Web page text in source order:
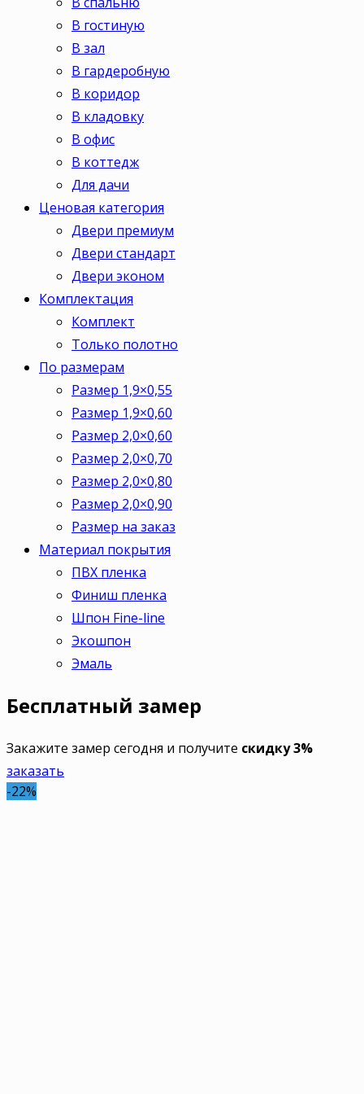
В гостиную
В зал
В гардеробную
В коридор
В кладовку
В офис
В коттедж
Для дачи
Ценовая категория
Двери премиум
Двери стандарт
Двери эконом
Комплектация
Комплект
Только полотно
По размерам
Размер 1,9×0,55
Размер 1,9×0,60
Размер 2,0×0,60
Размер 2,0×0,70
Размер 2,0×0,80
Размер 2,0×0,90
Размер на заказ
Материал покрытия
ПВХ пленка
Финиш пленка
Шпон Fine-line
Экошпон
Эмаль
Бесплатный замер
Закажите замер сегодня и получите скидку 3%
заказать
-22%